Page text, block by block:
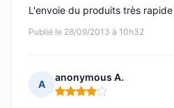
Publié le 28/09/2013 à 10h32
L'envoie du produits très
A
anonymous A.
Note : 4 sur 5